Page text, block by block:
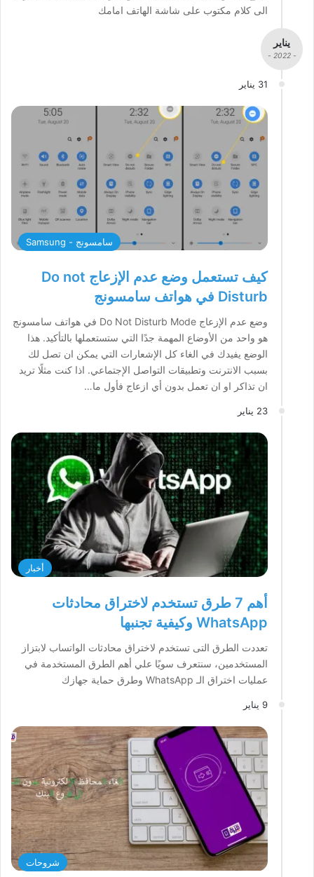
الى كلام مكتوب على شاشة الهاتف امامك
يناير
- 2022 -
31 يناير
سامسونج - Samsung
كيف تستعمل وضع عدم الإزعاج Do not
Disturb في هواتف سامسونج
وضع عدم الإزعاج Do Not Disturb Mode في هواتف سامسونج
هو واحد من الأوضاع المهمة جدًا التي ستستعملها بالتأكيد. هذا
الوضع يفيدك في الغاء كل الإشعارات التي يمكن ان تصل لك
بسبب الانترنت وتطبيقات التواصل الإجتماعي. اذا كنت مثلًا تريد
ان تذاكر او ان تعمل بدون أي ازعاج فأول ما…
23 يناير
أخبار
أهم 7 طرق تستخدم لاختراق محادثات
WhatsApp وكيفية تجنبها
تعددت الطرق التى تستخدم لاختراق محادثات الواتساب لابتزاز
المستخدمين، سنتعرف سويًا علي أهم الطرق المستخدمة في
عمليات اختراق الـ WhatsApp وطرق حماية جهازك
9 يناير
شروحات